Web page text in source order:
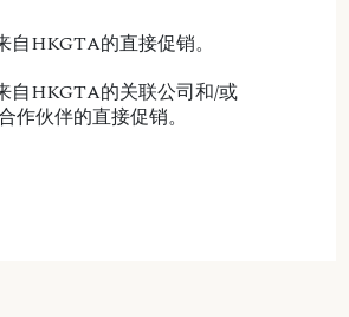
自HKGTA的直接促销。
自HKGTA的关联公司和/或
作伙伴的直接促销。